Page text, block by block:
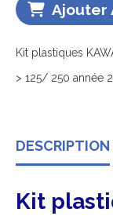
Ajouter
Kit plastiques
> 125/ 250 année
DESCRIPTION
Kit